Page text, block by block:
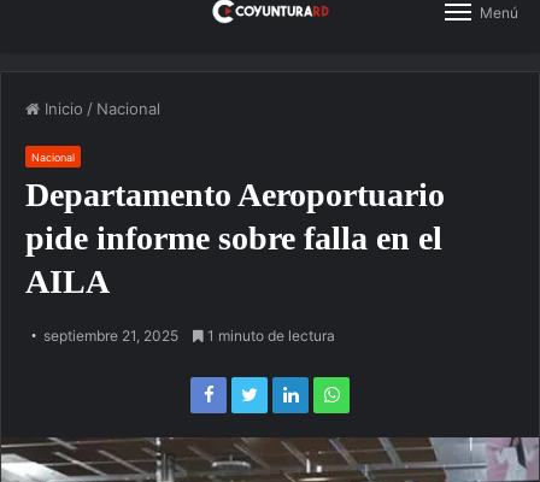
Menú
Inicio / Nacional
Nacional
Departamento Aeroportuario
pide informe sobre falla en el
AILA
septiembre 21, 2025 1 minuto de lectura